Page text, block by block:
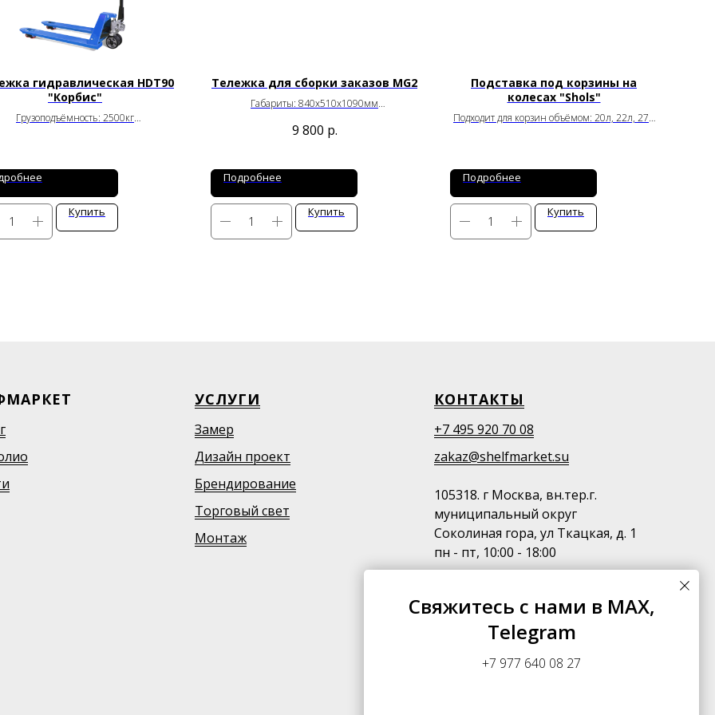
Свяжитесь с нами в MAX,
Telegram
+7 977 640 08 27
гидравлическая HDT90
"Корбис"
Грузоподъёмность: 2500кг
Купить
Тележка для сборки заказов MG2
Габариты: 840х510х1090мм
9 800 р.
Подробнее
Купить
Подставка под корзины на
колесах "Shols"
Подходит для корзин объёмом: 20л, 22л, 27л
Подробнее
Купить
УСЛУГИ
Замер
Дизайн проект
Брендирование
Торговый свет
Монтаж
КОНТАКТЫ
+7 495 920 70 08
zakaz@shelfmarket.su
105318. г Москва, вн.тер.г.
муниципальный округ
Соколиная гора, ул Ткацкая, д. 1
пн - пт, 10:00 - 18:00
предварительно согласовать время
и день по телефону
Политика конфиденциальности